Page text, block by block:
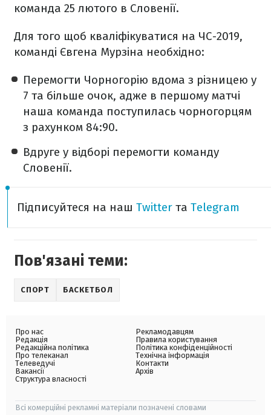
команда 25 лютого в Словенії.
Для того щоб кваліфікуватися на ЧС-2019,
команді Євгена Мурзіна необхідно:
Перемогти Чорногорію вдома з різницею у
7 та більше очок, адже в першому матчі
наша команда поступилась чорногорцям
з рахунком 84:90.
Вдруге у відборі перемогти команду
Словенії.
Підписуйтеся на наш Twitter та Telegram
Пов'язані теми:
СПОРТ БАСКЕТБОЛ
Про нас
Редакція
Редакційна політика
Про телеканал
Телеведучі
Вакансії
Структура власності
Рекламодавцям
Правила користування
Політика конфіденційності
Технічна інформація
Контакти
Архів
Всі комерційні рекламні матеріали позначені словами